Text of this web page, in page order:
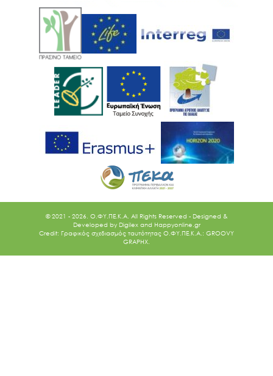
© 2021 - 2026. O.ΦΥ.ΠΕ.Κ.Α. All Rights Reserved - Designed &
Developed by Digilex and Happyonline.gr
Credit: Γραφικός σχεδιασμός ταυτότητας Ο.ΦΥ.ΠΕ.Κ.Α.: GROOVY
GRAPHX.